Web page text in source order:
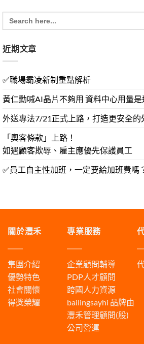
Search
for:
近期文章
✅職場霸凌新制重點解析
黃仁勳喊AI晶片不夠用 資料中心用量
外送專法7/21正式上路，打造更安全的
「奧客條款」上路！
如遇顧客欺辱、雇主應優先保護員工
✅員工自主性加班，一定要給加班費嗎
關於灃禾
集團介紹
優勢特色
社會關懷
得獎榮耀
專業服務
企業顧問輔導
PDP人才顧問
跨國人力資源
bailingsayhi 品牌由
灃禾管理顧問(股)
公司營運